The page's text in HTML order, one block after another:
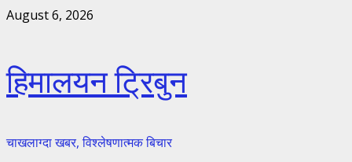
Skip
August 6, 2026
हिमालयन ट्रिबुन
चाखलाग्दा खबर, विश्लेषणात्मक बिचार